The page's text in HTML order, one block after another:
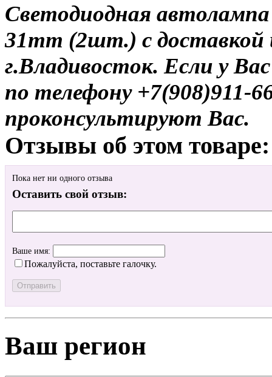
Светодиодная
31mm (2шт.) с доставкой
г.Владивосток. Если у
по телефону
проконсультируют Вас.
Отзывы об этом товаре:
Пока нет ни одного отзыва
Оставить свой отзыв:
Ваше имя:
Пожалуйста, поставьте галочку.
Ваш регион